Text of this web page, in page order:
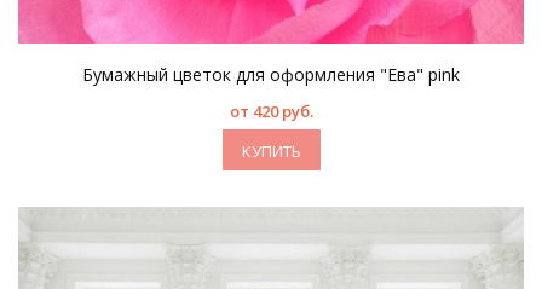
Бумажный цветок для оформления "Ева" pink
от 420 руб.
КУПИТЬ